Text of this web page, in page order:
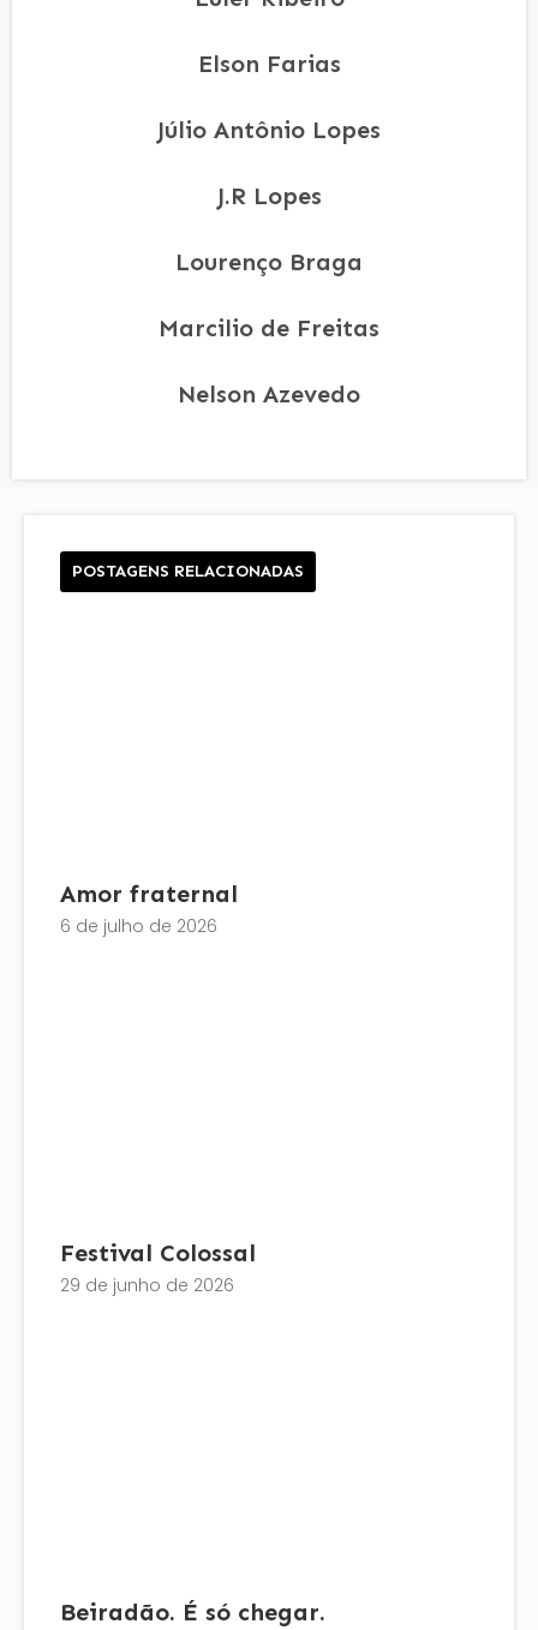
Elson Farias
Júlio Antônio Lopes
J.R Lopes
Lourenço Braga
Marcilio de Freitas
Nelson Azevedo
POSTAGENS RELACIONADAS
Amor fraternal
6 de julho de 2026
Festival Colossal
29 de junho de 2026
Beiradão. É só chegar.